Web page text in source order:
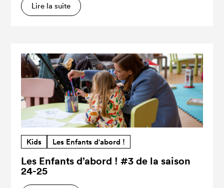
Lire la suite
Kids Les Enfants d'abord !
Les Enfants d’abord ! #3 de la saison
24-25